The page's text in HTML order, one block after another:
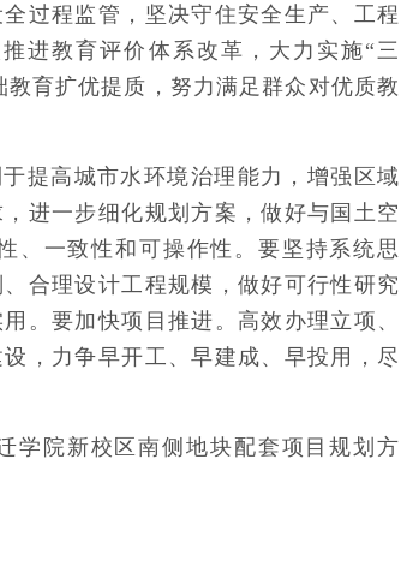
过程监管，坚决守住安全生产、工程
进教育评价体系改革，大力实施“三
育扩优提质，努力满足群众对优质教
提高城市水环境治理能力，增强区域
进一步细化规划方案，做好与国土空
、一致性和可操作性。要坚持系统思
合理设计工程规模，做好可行性研究
。要加快项目推进。高效办理立项、
，力争早开工、早建成、早投用，尽
学院新校区南侧地块配套项目规划方